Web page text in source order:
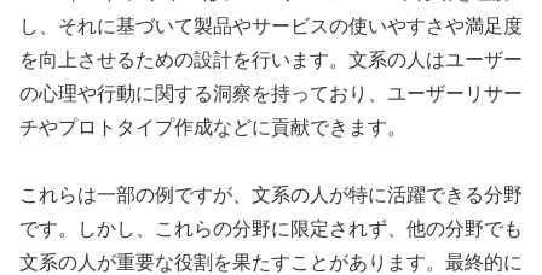
し、それに基づいて製品やサービスの使いやすさや満足度
を向上させるための設計を行います。文系の人はユーザー
の心理や行動に関する洞察を持っており、ユーザーリサー
チやプロトタイプ作成などに貢献できます。
これらは一部の例ですが、文系の人が特に活躍できる分野
です。しかし、これらの分野に限定されず、他の分野でも
文系の人が重要な役割を果たすことがあります。最終的に